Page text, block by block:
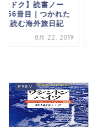
ンドク】読書ノー
冊目｜つかれた
に読む海外旅日記
8月 22, 2019